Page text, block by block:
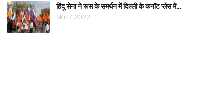
हिंदू सेना ने रूस के समर्थन में दिल्ली के कनॉट प्लेस में…
Mar 7, 2022